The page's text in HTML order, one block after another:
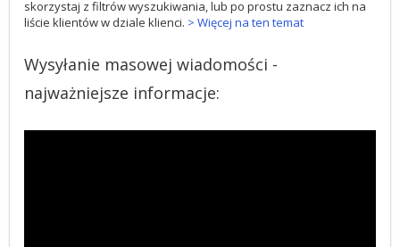
skorzystaj z filtrów wyszukiwania, lub po prostu zaznacz ich na
liście klientów w dziale klienci. > Więcej na ten temat
Wysyłanie masowej wiadomości -
najważniejsze informacje: